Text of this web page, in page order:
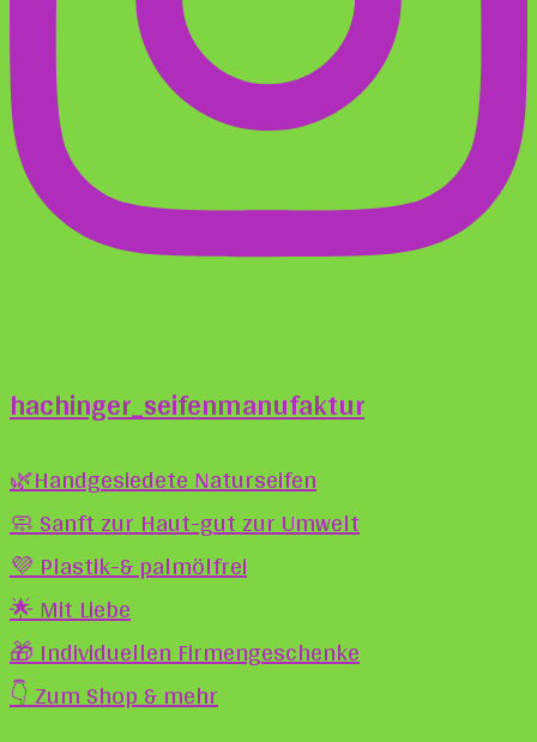
hachinger_seifenmanufaktur
🌿Handgesiedete Naturseifen
🧼 Sanft zur Haut-gut zur Umwelt
💜 Plastik-& palmölfrei
🌟 Mit Liebe
🎁 Individuellen Firmengeschenke
👇 Zum Shop & mehr